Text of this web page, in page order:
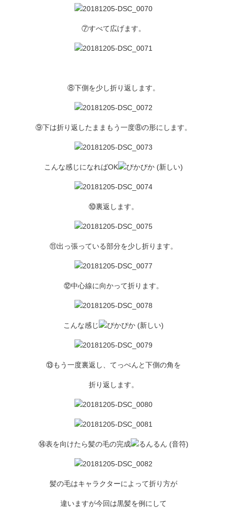
⑦すべて広げます。
⑧下側を少し折り返します。
⑨下は折り返したままもう一度⑧の形にします。
こんな感じになればOK
⑩裏返します。
⑪出っ張っている部分を少し折ります。
⑫中心線に向かって折ります。
こんな感じ
⑬もう一度裏返し、てっぺんと下側の角を
折り返します。
⑭表を向けたら髪の毛の完成
髪の毛はキャラクターによって折り方が
違いますが今回は黒髪を例にして